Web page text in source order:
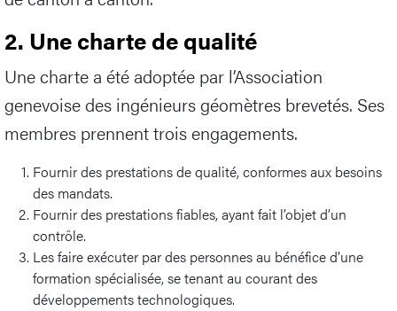
2. Une charte de qualité
Une charte a été adoptée par l’Association
genevoise des ingénieurs géomètres brevetés. Ses
membres prennent trois engagements.
Fournir des prestations de qualité, conformes aux besoins
des mandats.
Fournir des prestations fiables, ayant fait l’objet d’un
contrôle.
Les faire exécuter par des personnes au bénéfice d’une
formation spécialisée, se tenant au courant des
développements technologiques.